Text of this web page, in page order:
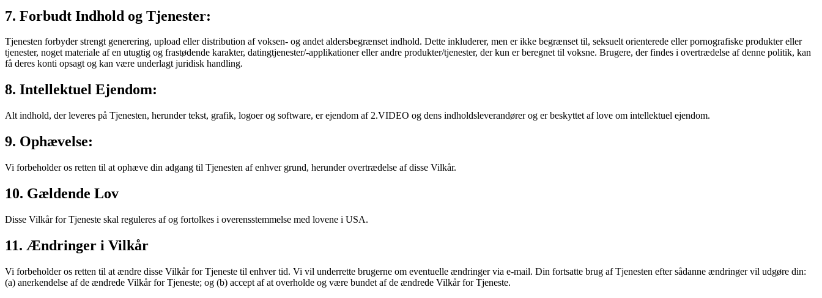
7. Forbudt Indhold og Tjenester:
Tjenesten forbyder strengt generering, upload eller distribution af voksen- og andet aldersbegrænset indhold. Dette inkluderer, men er ikke begrænset til, seksuelt orienterede eller pornografiske produkter eller
tjenester, noget materiale af en utugtig og frastødende karakter, datingtjenester/-applikationer eller andre produkter/tjenester, der kun er beregnet til voksne. Brugere, der findes i overtrædelse af denne politik, kan
få deres konti opsagt og kan være underlagt juridisk handling.
8. Intellektuel Ejendom:
Alt indhold, der leveres på Tjenesten, herunder tekst, grafik, logoer og software, er ejendom af 2.VIDEO og dens indholdsleverandører og er beskyttet af love om intellektuel ejendom.
9. Ophævelse:
Vi forbeholder os retten til at ophæve din adgang til Tjenesten af enhver grund, herunder overtrædelse af disse Vilkår.
10. Gældende Lov
Disse Vilkår for Tjeneste skal reguleres af og fortolkes i overensstemmelse med lovene i USA.
11. Ændringer i Vilkår
Vi forbeholder os retten til at ændre disse Vilkår for Tjeneste til enhver tid. Vi vil underrette brugerne om eventuelle ændringer via e-mail. Din fortsatte brug af Tjenesten efter sådanne ændringer vil udgøre din:
(a) anerkendelse af de ændrede Vilkår for Tjeneste; og (b) accept af at overholde og være bundet af de ændrede Vilkår for Tjeneste.